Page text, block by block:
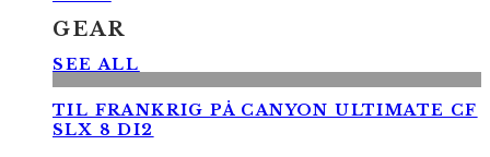
GEAR
SEE ALL
TIL FRANKRIG PÅ CANYON ULTIMATE CF
SLX 8 DI2